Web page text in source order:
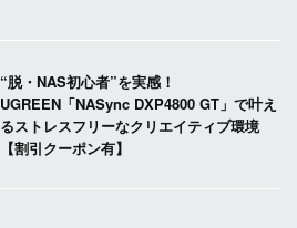
“脱・NAS初心者”を実感！
UGREEN「NASync DXP4800 GT」で叶え
るストレスフリーなクリエイティブ環境
【割引クーポン有】